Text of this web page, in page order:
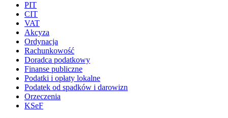
PIT
CIT
VAT
Akcyza
Ordynacja
Rachunkowość
Doradca podatkowy
Finanse publiczne
Podatki i opłaty lokalne
Podatek od spadków i darowizn
Orzeczenia
KSeF